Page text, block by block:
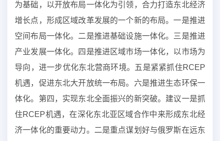
为基础，以开放布局一体化为引领，合力打造东北经济
增长点，形成区域改革发展的一个新的布局。一是推进
空间布局一体化。二是推进基础设施一体化。三是推进
产业发展一体化。四是推进区域市场一体化，以市场为
导向，进一步优化东北营商环境。五是紧紧抓住RCEP
机遇，促进东北大开放统一布局。六是推进生态环保一
体化。第四，实现东北全面振兴的新突破。建议一是抓
住RCEP机遇，在深化东北亚区域合作中来形成东北经
济一体化的重要动力。二是重点谋划好与俄罗斯在远东